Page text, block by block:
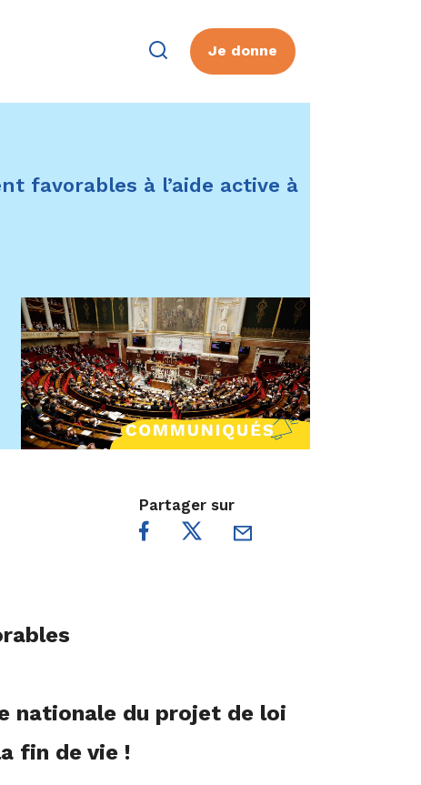
Je donne
favorables à l’aide active à
Partager sur
nationale du projet de loi
fin de vie !